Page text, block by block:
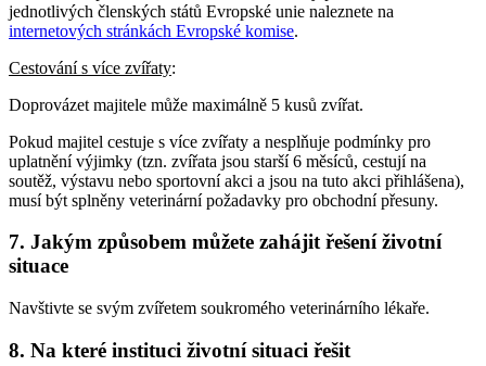
jednotlivých členských států Evropské unie naleznete na
internetových stránkách Evropské komise.
Cestování s více zvířaty:
Doprovázet majitele může maximálně 5 kusů zvířat.
Pokud majitel cestuje s více zvířaty a nesplňuje podmínky pro
uplatnění výjimky (tzn. zvířata jsou starší 6 měsíců, cestují na
soutěž, výstavu nebo sportovní akci a jsou na tuto akci přihlášena),
musí být splněny veterinární požadavky pro obchodní přesuny.
7. Jakým způsobem můžete zahájit řešení životní
situace
Navštivte se svým zvířetem soukromého veterinárního lékaře.
8. Na které instituci životní situaci řešit